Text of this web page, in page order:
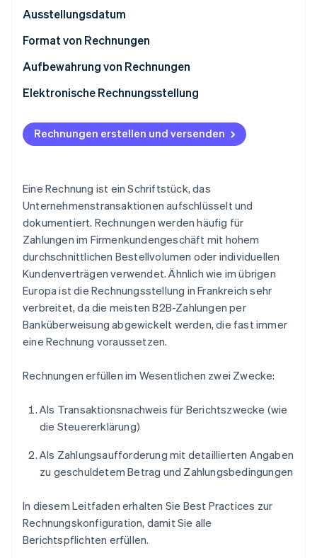
Ausstellungsdatum
Format von Rechnungen
Aufbewahrung von Rechnungen
Elektronische Rechnungsstellung
Rechnungen erstellen und versenden
Eine Rechnung ist ein Schriftstück, das
Unternehmenstransaktionen aufschlüsselt und
dokumentiert. Rechnungen werden häufig für
Zahlungen im Firmenkundengeschäft mit hohem
durchschnittlichen Bestellvolumen oder individuellen
Kundenverträgen verwendet. Ähnlich wie im übrigen
Europa ist die Rechnungsstellung in Frankreich sehr
verbreitet, da die meisten B2B-Zahlungen per
Banküberweisung abgewickelt werden, die fast immer
eine Rechnung voraussetzen.
Rechnungen erfüllen im Wesentlichen zwei Zwecke:
Als Transaktionsnachweis für Berichtszwecke (wie
die Steuererklärung)
Als Zahlungsaufforderung mit detaillierten Angaben
zu geschuldetem Betrag und Zahlungsbedingungen
In diesem Leitfaden erhalten Sie Best Practices zur
Rechnungskonfiguration, damit Sie alle
Berichtspflichten erfüllen.